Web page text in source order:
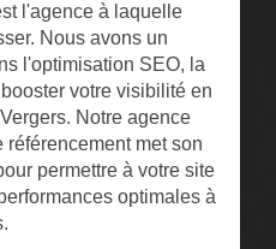
l'agence à laquelle
Nous avons un
l'optimisation SEO, la
votre visibilité en
Notre agence
met son
permettre à votre site
optimales à